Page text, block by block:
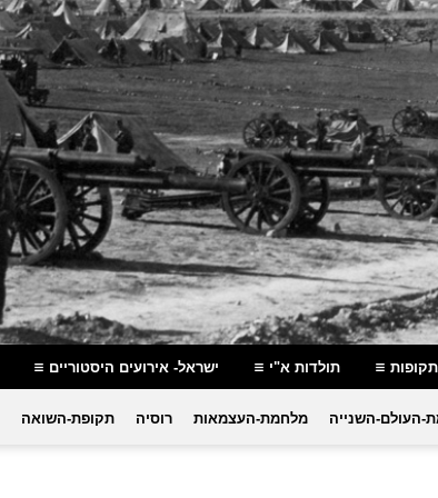
תקופות תולדות א"י ישראל- אירועים היסטוריים
העולם-השנייה מלחמת-העצמאות רוסיה תקופת-השואה